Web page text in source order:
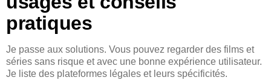
pratiques
Je passe aux solutions. Vous pouvez regarder des films et
séries sans risque et avec une bonne expérience utilisateur.
Je liste des plateformes légales et leurs spécificités.